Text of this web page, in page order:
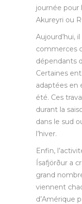
journée pour
Akureyri ou
Aujourd’hui,
commerces
dépendants
Certaines
adaptées en
été. Ces
durant la
dans le sud
l’hiver.
Enfin,
Ísafjörður a
grand
viennent
d’Amérique